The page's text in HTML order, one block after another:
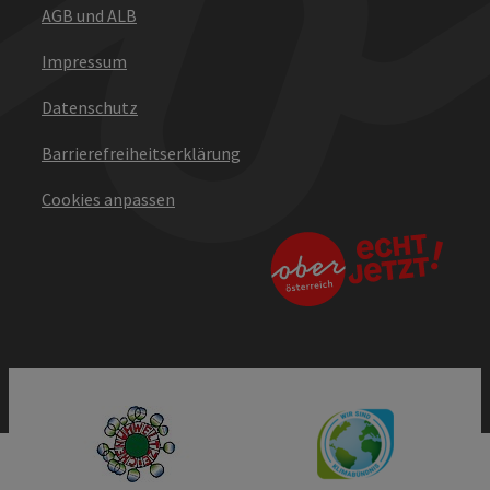
AGB und ALB
Impressum
Datenschutz
Barrierefreiheitserklärung
Cookies anpassen